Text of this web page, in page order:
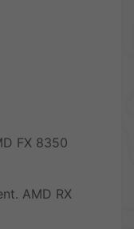
FX 8350
AMD RX